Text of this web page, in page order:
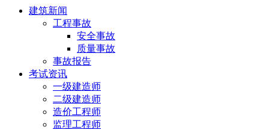
建筑新闻
工程事故
安全事故
质量事故
事故报告
考试资讯
一级建造师
二级建造师
造价工程师
监理工程师